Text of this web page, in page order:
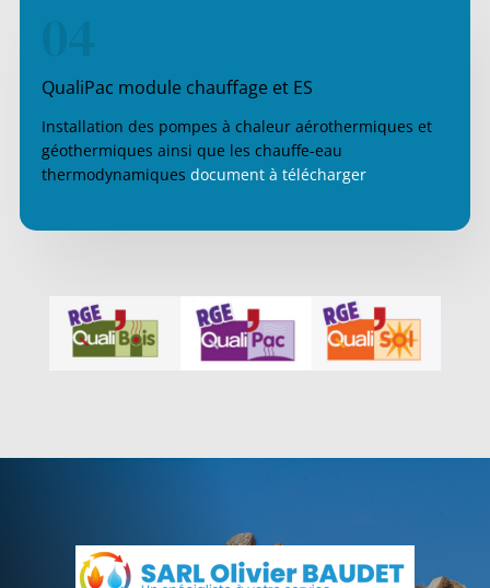
QualiPac module chauffage et ES
Installation des pompes à chaleur aérothermiques et
géothermiques ainsi que les chauffe-eau
thermodynamiques document à télécharger